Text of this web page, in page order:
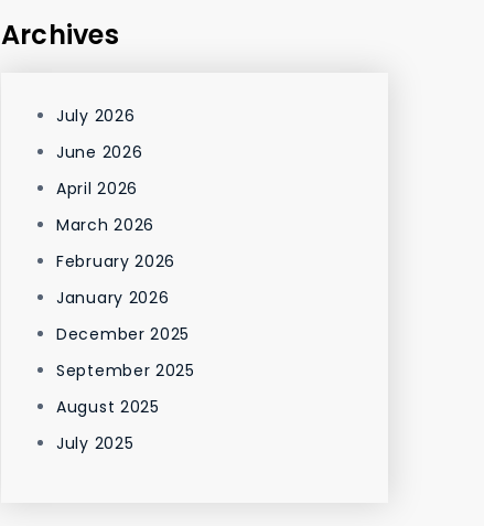
Archives
July 2026
June 2026
April 2026
March 2026
February 2026
January 2026
December 2025
September 2025
August 2025
July 2025